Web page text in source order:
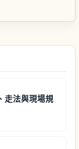
走法與現場規